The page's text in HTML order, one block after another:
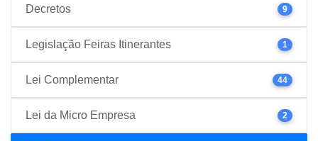
Decretos 9
Legislação Feiras Itinerantes 1
Lei Complementar 44
Lei da Micro Empresa 2